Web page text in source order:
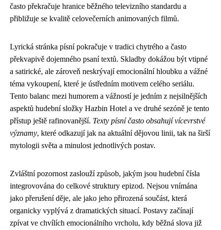
často překračuje hranice běžného televizního standardu a
přibližuje se kvalitě celovečerních animovaných filmů.
Lyrická stránka písní pokračuje v tradici chytrého a často
překvapivě dojemného psaní textů. Skladby dokážou být vtipné
a satirické, ale zároveň neskrývají emocionální hloubku a vážné
téma vykoupení, které je ústředním motivem celého seriálu.
Tento balanc mezi humorem a vážností je jedním z nejsilnějších
aspektů hudební složky Hazbin Hotel a ve druhé sezóně je tento
přístup ještě rafinovanější. Texty písní často obsahují vícevrstvé
významy, které odkazují jak na aktuální dějovou linii, tak na širší
mytologii světa a minulost jednotlivých postav.
Zvláštní pozornost zaslouží způsob, jakým jsou hudební čísla
integrovována do celkové struktury epizod. Nejsou vnímána
jako přerušení děje, ale jako jeho přirozená součást, která
organicky vyplývá z dramatických situací. Postavy začínají
zpívat ve chvílích emocionálního vrcholu, kdy běžná slova již